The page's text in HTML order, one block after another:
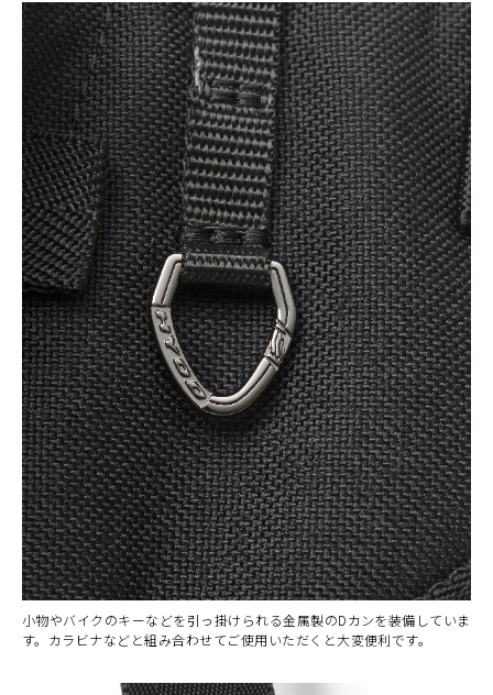
小物やバイクのキーなどを引っ掛けられる金属製のDカンを装備していま
す。カラビナなどと組み合わせてご使用いただくと大変便利です。